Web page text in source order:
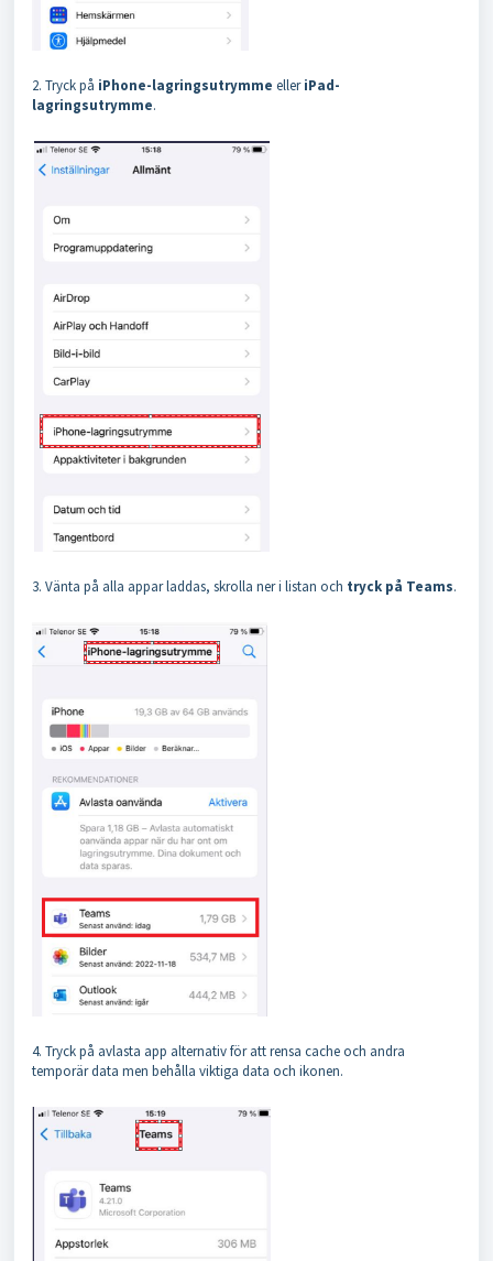
2. Tryck på iPhone-lagringsutrymme elleriPad-
lagringsutrymme.
3. Vänta på alla appar laddas, skrolla ner i listan och tryck på Teams.
4. Tryck på avlasta app alternativ för att rensa cache och andra
temporär data men behålla viktiga data och ikonen.